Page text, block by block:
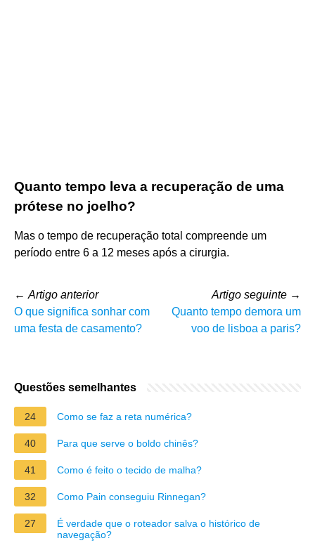
Quanto tempo leva a recuperação de uma
prótese no joelho?
Mas o tempo de recuperação total compreende um
período entre 6 a 12 meses após a cirurgia.
← Artigo anterior
O que significa sonhar com
uma festa de casamento?
Artigo seguinte →
Quanto tempo demora um
voo de lisboa a paris?
Questões semelhantes
24 Como se faz a reta numérica?
40 Para que serve o boldo chinês?
41 Como é feito o tecido de malha?
32 Como Pain conseguiu Rinnegan?
27
É verdade que o roteador salva o histórico de
navegação?